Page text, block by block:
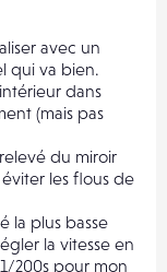
avec un
qui va bien.
dans
(mais pas
du miroir
les flous de
la plus basse
la vitesse en
200s pour mon